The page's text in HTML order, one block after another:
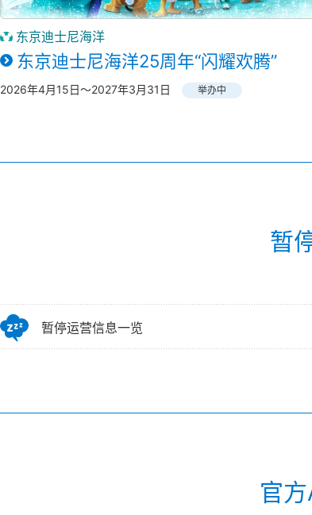
东京迪士尼海洋
东京迪士尼海洋25周年“闪耀欢腾”
2026年4月15日～2027年3月31日 举办中
暂
暂停运营信息一览
官